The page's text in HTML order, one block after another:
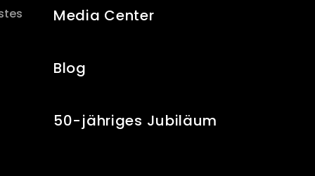
Media Center
Blog
50-jähriges Jubiläum